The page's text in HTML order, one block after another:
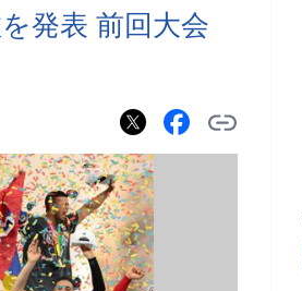
発表 前回大会